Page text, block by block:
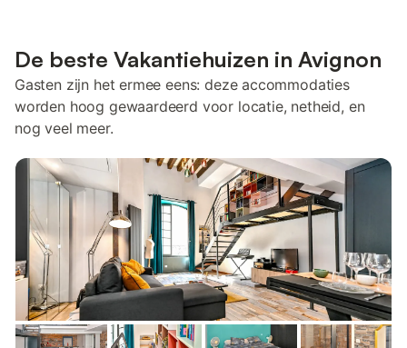
De beste Vakantiehuizen in Avignon
Gasten zijn het ermee eens: deze accommodaties
worden hoog gewaardeerd voor locatie, netheid, en
nog veel meer.